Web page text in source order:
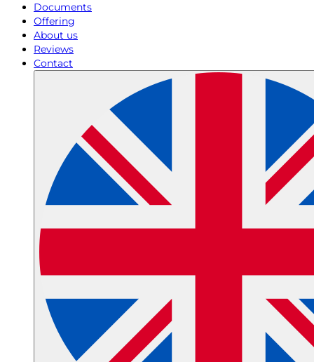
Documents
Offering
About us
Reviews
Contact